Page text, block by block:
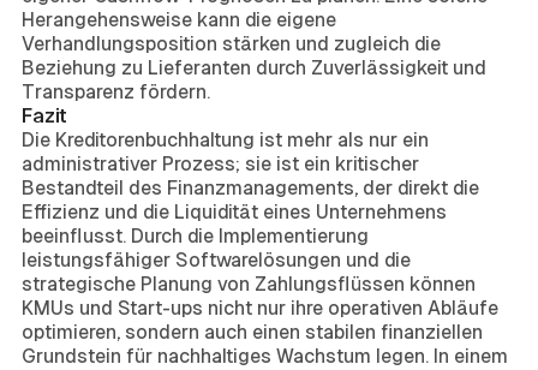
Herangehensweise kann die eigene
Verhandlungsposition stärken und zugleich die
Beziehung zu Lieferanten durch Zuverlässigkeit und
Transparenz fördern.
Fazit
Die Kreditorenbuchhaltung ist mehr als nur ein
administrativer Prozess; sie ist ein kritischer
Bestandteil des Finanzmanagements, der direkt die
Effizienz und die Liquidität eines Unternehmens
beeinflusst. Durch die Implementierung
leistungsfähiger Softwarelösungen und die
strategische Planung von Zahlungsflüssen können
KMUs und Start-ups nicht nur ihre operativen Abläufe
optimieren, sondern auch einen stabilen finanziellen
Grundstein für nachhaltiges Wachstum legen. In einem